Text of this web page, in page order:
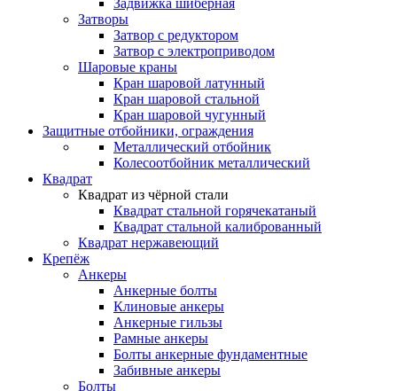
Задвижка шиберная
Затворы
Затвор с редуктором
Затвор с электроприводом
Шаровые краны
Кран шаровой латунный
Кран шаровой стальной
Кран шаровой чугунный
Защитные отбойники, ограждения
Металлический отбойник
Колесоотбойник металлический
Квадрат
Квадрат из чёрной стали
Квадрат стальной горячекатаный
Квадрат стальной калиброванный
Квадрат нержавеющий
Крепёж
Анкеры
Анкерные болты
Клиновые анкеры
Анкерные гильзы
Рамные анкеры
Болты анкерные фундаментные
Забивные анкеры
Болты